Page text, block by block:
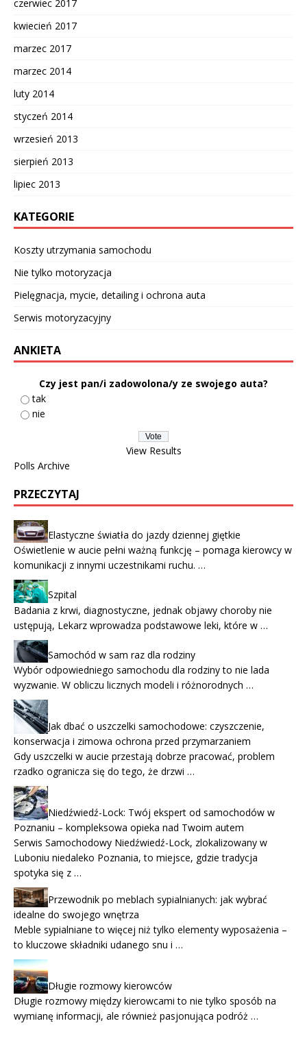
czerwiec 2017
kwiecień 2017
marzec 2017
marzec 2014
luty 2014
styczeń 2014
wrzesień 2013
sierpień 2013
lipiec 2013
KATEGORIE
Koszty utrzymania samochodu
Nie tylko motoryzacja
Pielęgnacja, mycie, detailing i ochrona auta
Serwis motoryzacyjny
ANKIETA
Czy jest pan/i zadowolona/y ze swojego auta?
tak
nie
View Results
Polls Archive
PRZECZYTAJ
Elastyczne światła do jazdy dziennej giętkie
Oświetlenie w aucie pełni ważną funkcję – pomaga kierowcy w
komunikacji z innymi uczestnikami ruchu. …
Szpital
Badania z krwi, diagnostyczne, jednak objawy choroby nie
ustępują, Lekarz wprowadza podstawowe leki, które w …
Samochód w sam raz dla rodziny
Wybór odpowiedniego samochodu dla rodziny to nie lada
wyzwanie. W obliczu licznych modeli i różnorodnych …
Jak dbać o uszczelki samochodowe: czyszczenie,
konserwacja i zimowa ochrona przed przymarzaniem
Gdy uszczelki w aucie przestają dobrze pracować, problem
rzadko ogranicza się do tego, że drzwi …
Niedźwiedź-Lock: Twój ekspert od samochodów w
Poznaniu – kompleksowa opieka nad Twoim autem
Serwis Samochodowy Niedźwiedź-Lock, zlokalizowany w
Luboniu niedaleko Poznania, to miejsce, gdzie tradycja
spotyka się z …
Przewodnik po meblach sypialnianych: jak wybrać
idealne do swojego wnętrza
Meble sypialniane to więcej niż tylko elementy wyposażenia –
to kluczowe składniki udanego snu i …
Długie rozmowy kierowców
Długie rozmowy między kierowcami to nie tylko sposób na
wymianę informacji, ale również pasjonująca podróż …